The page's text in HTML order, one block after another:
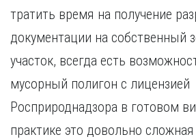
Нижний Тагил
Новокузнецк
тратить время на получение
документации на собственный
участок, всегда есть
мусорный полигон с лицензией
Росприроднадзора в готовом
практике это довольно